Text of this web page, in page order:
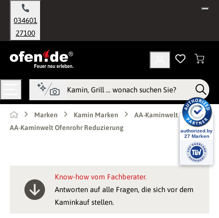
springen
034601
27100
Marken Kamin Marken
AA-Kaminwelt
AA-Kaminwelt Ofenrohr Reduzierung
Know-how vom Fachberater.
Antworten auf alle Fragen, die sich vor dem
Kaminkauf stellen.